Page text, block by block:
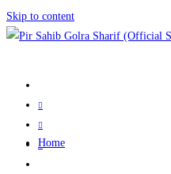
Skip to content
Home